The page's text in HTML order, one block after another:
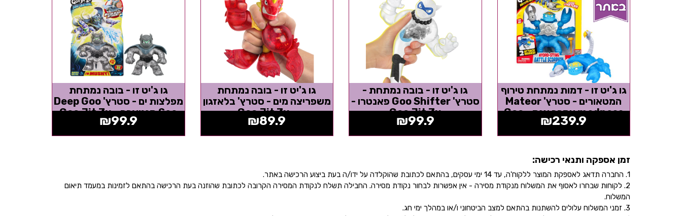
גו ג'יט זו - דמות נמתחת טירוף
המטאורים - סטרץ' Mateor
madness עקרב ענק - Goo
Jit...
₪239.9
גו ג'יט זו - בובה נמתחת -
סטרץ' Goo Shifter פאנטרו -
Goo Jit Zu
₪99.9
גו ג'יט זו - בובה נמתחת
משפריצה מים - סטרץ' בלאזגון
- Goo Jit Zu
₪89.9
גו ג'יט זו - בובה נמתחת
מפלצות ים - סטרץ' Deep Goo
Sea מנטארה - Goo Jit Zu
₪99.9
זמן אספקה ותנאי רכישה:
1. החברה תדאג לאספקת המוצר ללקוח'ה, עד 14 ימי עסקים, בהתאם לכתובת שהוקלדה על ידו/ה בעת ביצוע הרכישה באתר.
2. לקוחות שבחרו לאסוף את המשלוח מנקודת מסירה - אין אפשרות לבחור נקודת מסירה. החבילה תשלח לנקודת המסירה הקרובה לכתובת שהוזנה בעת הרכישה בהתאם לזמינות במעמד תיאום
המשלוח.
3. זמני המשלוח עלולים להשתנות בהתאם למצב הביטחוני ו/או במהלך ימי חג.